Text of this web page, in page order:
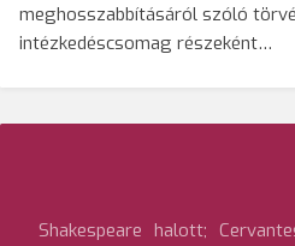
meghosszabbításáról szóló
intézkedéscsomag részeként…
Shakespeare halott;